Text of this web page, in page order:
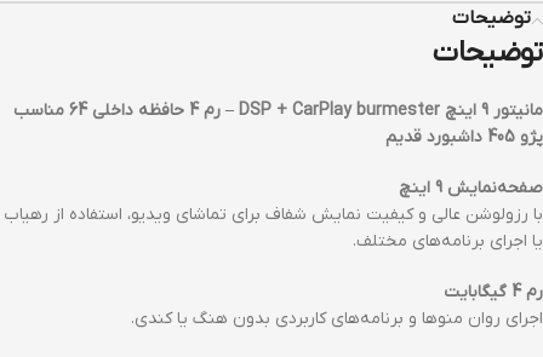
توضیحات
توضیحات
مانیتور 9 اینچ DSP + CarPlay burmester – رم 4 حافظه داخلی 64 مناسب
پژو 405 داشبورد قدیم
صفحه‌نمایش 9 اینچ
با رزولوشن عالی و کیفیت نمایش شفاف برای تماشای ویدیو، استفاده از رهیاب
یا اجرای برنامه‌های مختلف.
رم 4 گیگابایت
اجرای روان منوها و برنامه‌های کاربردی بدون هنگ یا کندی.